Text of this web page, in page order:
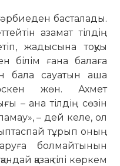
басталады.
азамат тілдің
жадысына тоқуы
білім ғана балаға
бала сауатын аша
жөн. Ахмет
– ана тілдің сөзін
– дей келе, ол
тұрып оның
болмайтынын
қазақ тілі көркем